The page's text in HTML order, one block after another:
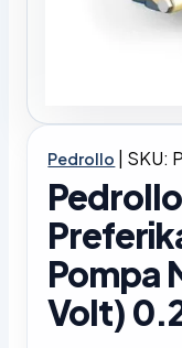
Pedrollo | SKU:
Pompa
Volt)